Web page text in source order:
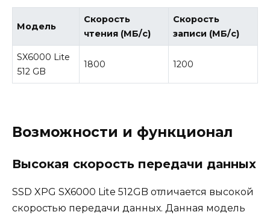
Модель
Скорость
чтения (МБ/с)
Скорость
записи (МБ/с)
SX6000 Lite
512 GB
1800 1200
Возможности и функционал
Высокая скорость передачи данных
SSD XPG SX6000 Lite 512GB отличается высокой
скоростью передачи данных. Данная модель